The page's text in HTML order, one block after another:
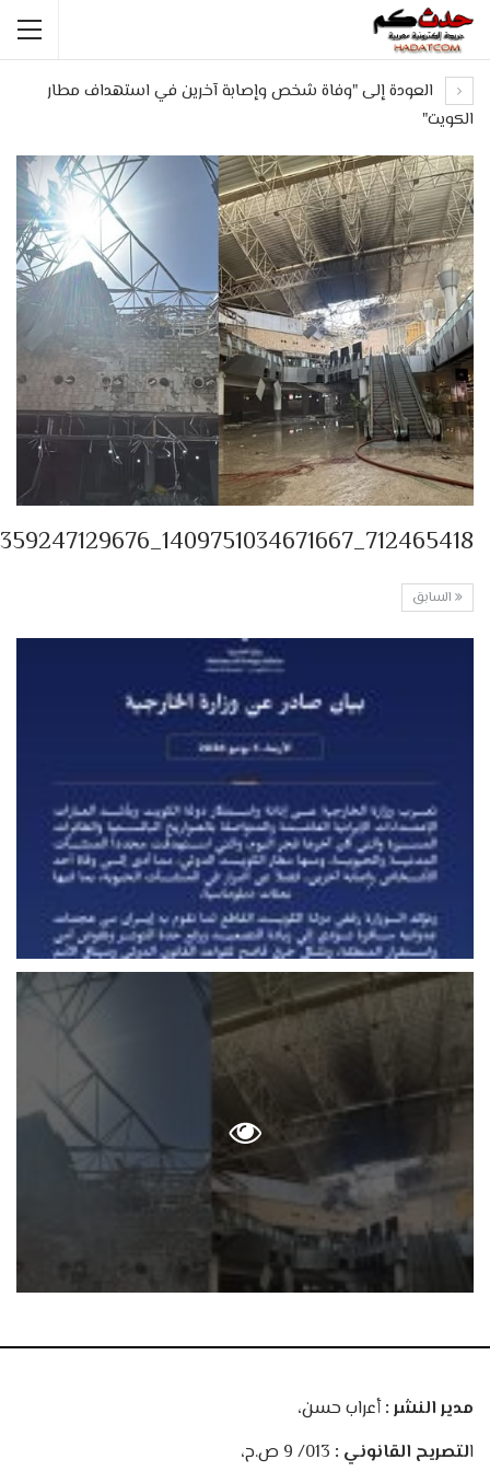
العودة إلى "وفاة شخص وإصابة آخرين في استهداف مطار
الكويت"
712465418_1409751034671667_2094593359247129676_n
السابق
مدير النشر :أعراب حسن،
التصريح القانوني :